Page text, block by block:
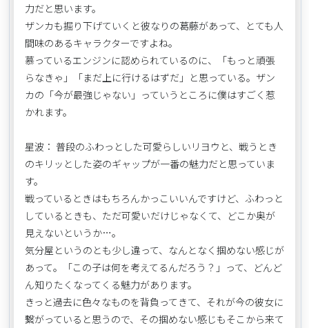
力だと思います。
ザンカも掘り下げていくと彼なりの葛藤があって、とても人
間味のあるキャラクターですよね。
慕っているエンジンに認められているのに、「もっと頑張
らなきゃ」「まだ上に行けるはずだ」と思っている。ザン
カの「今が最強じゃない」っていうところに僕はすごく惹
かれます。
星波： 普段のふわっとした可愛らしいリヨウと、戦うとき
のキリッとした姿のギャップが一番の魅力だと思っていま
す。
戦っているときはもちろんかっこいいんですけど、ふわっと
しているときも、ただ可愛いだけじゃなくて、どこか奥が
見えないというか…。
気分屋というのとも少し違って、なんとなく掴めない感じが
あって。「この子は何を考えてるんだろう？」って、どんど
ん知りたくなってくる魅力があります。
きっと過去に色々なものを背負ってきて、それが今の彼女に
繋がっていると思うので、その掴めない感じもそこから来て